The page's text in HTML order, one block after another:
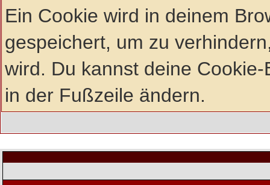
Ein Cookie wird in deinem
gespeichert, um zu
wird. Du kannst deine
in der Fußzeile ändern.